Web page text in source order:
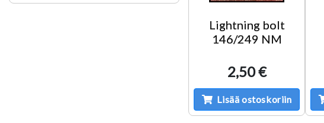
Lightning bolt
146/249 NM
2,50 €
Lisää ostoskoriin